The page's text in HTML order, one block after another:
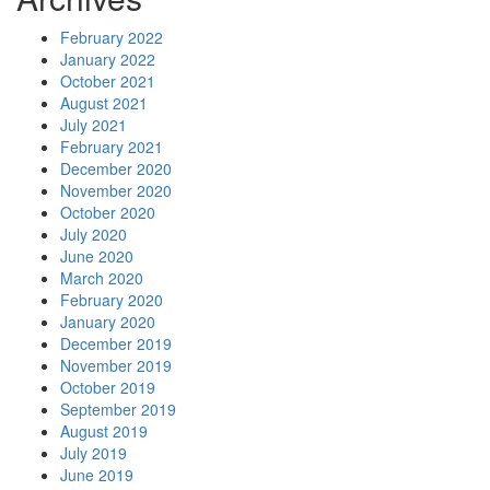
February 2022
January 2022
October 2021
August 2021
July 2021
February 2021
December 2020
November 2020
October 2020
July 2020
June 2020
March 2020
February 2020
January 2020
December 2019
November 2019
October 2019
September 2019
August 2019
July 2019
June 2019